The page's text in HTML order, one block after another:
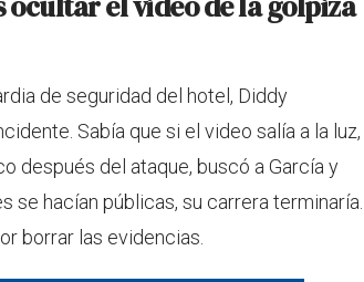
de seguridad del hotel, Diddy
Sabía que si el video salía a la luz,
después del ataque, buscó a García y
se hacían públicas, su carrera terminaría.
borrar las evidencias.